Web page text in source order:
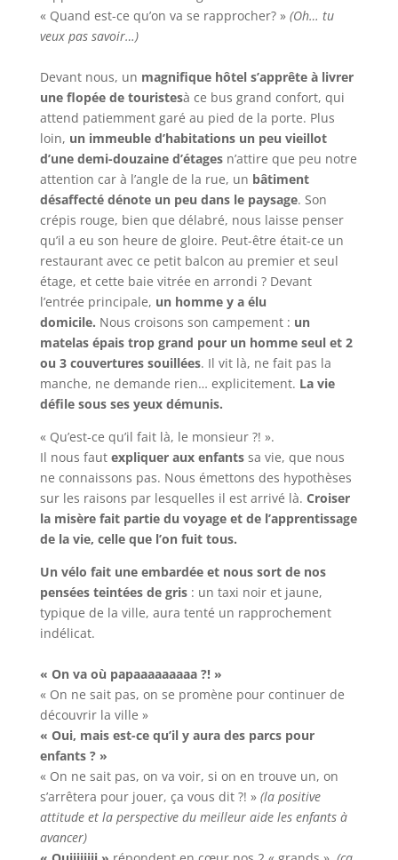
« Quand est-ce qu’on va se rapprocher? » (Oh… tu
veux pas savoir…)
Devant nous, un magnifique hôtel s’apprête à livrer
une flopée de touristesà ce bus grand confort, qui
attend patiemment garé au pied de la porte. Plus
loin, un immeuble d’habitations un peu vieillot
d’une demi-douzaine d’étages n’attire que peu notre
attention car à l’angle de la rue, un bâtiment
désaffecté dénote un peu dans le paysage. Son
crépis rouge, bien que délabré, nous laisse penser
qu’il a eu son heure de gloire. Peut-être était-ce un
restaurant avec ce petit balcon au premier et seul
étage, et cette baie vitrée en arrondi ? Devant
l’entrée principale, un homme y a élu
domicile. Nous croisons son campement : un
matelas épais trop grand pour un homme seul et 2
ou 3 couvertures souillées. Il vit là, ne fait pas la
manche, ne demande rien… explicitement. La vie
défile sous ses yeux démunis.
« Qu’est-ce qu’il fait là, le monsieur ?! ».
Il nous fautexpliquer aux enfantssa vie, que nous
ne connaissons pas. Nous émettons des hypothèses
sur les raisons par lesquelles il est arrivé là. Croiser
la misère fait partie du voyage et de l’apprentissage
de la vie, celle que l’on fuit tous.
Un vélo fait une embardée et nous sort de nos
pensées teintées de gris: un taxi noir et jaune,
typique de la ville, aura tenté un rapprochement
indélicat.
« On va où papaaaaaaaaa ?! »
« On ne sait pas, on se promène pour continuer de
découvrir la ville »
« Oui, mais est-ce qu’il y aura des parcs pour
enfants ? »
« On ne sait pas, on va voir, si on en trouve un, on
s’arrêtera pour jouer, ça vous dit ?! » (la positive
attitude et la perspective du meilleur aide les enfants à
avancer)